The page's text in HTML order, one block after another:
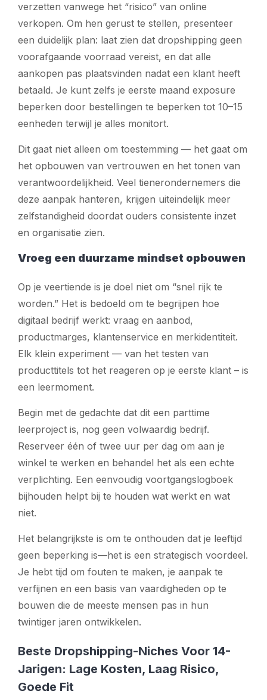
verzetten vanwege het “risico” van online
verkopen. Om hen gerust te stellen, presenteer
een duidelijk plan: laat zien dat dropshipping geen
voorafgaande voorraad vereist, en dat alle
aankopen pas plaatsvinden nadat een klant heeft
betaald. Je kunt zelfs je eerste maand exposure
beperken door bestellingen te beperken tot 10–15
eenheden terwijl je alles monitort.
Dit gaat niet alleen om toestemming — het gaat om
het opbouwen van vertrouwen en het tonen van
verantwoordelijkheid. Veel tienerondernemers die
deze aanpak hanteren, krijgen uiteindelijk meer
zelfstandigheid doordat ouders consistente inzet
en organisatie zien.
Vroeg een duurzame mindset opbouwen
Op je veertiende is je doel niet om “snel rijk te
worden.” Het is bedoeld om te begrijpen hoe
digitaal bedrijf werkt: vraag en aanbod,
productmarges, klantenservice en merkidentiteit.
Elk klein experiment — van het testen van
producttitels tot het reageren op je eerste klant – is
een leermoment.
Begin met de gedachte dat dit een parttime
leerproject is, nog geen volwaardig bedrijf.
Reserveer één of twee uur per dag om aan je
winkel te werken en behandel het als een echte
verplichting. Een eenvoudig voortgangslogboek
bijhouden helpt bij te houden wat werkt en wat
niet.
Het belangrijkste is om te onthouden dat je leeftijd
geen beperking is—het is een strategisch voordeel.
Je hebt tijd om fouten te maken, je aanpak te
verfijnen en een basis van vaardigheden op te
bouwen die de meeste mensen pas in hun
twintiger jaren ontwikkelen.
Beste Dropshipping-Niches Voor 14-
Jarigen: Lage Kosten, Laag Risico,
Goede Fit